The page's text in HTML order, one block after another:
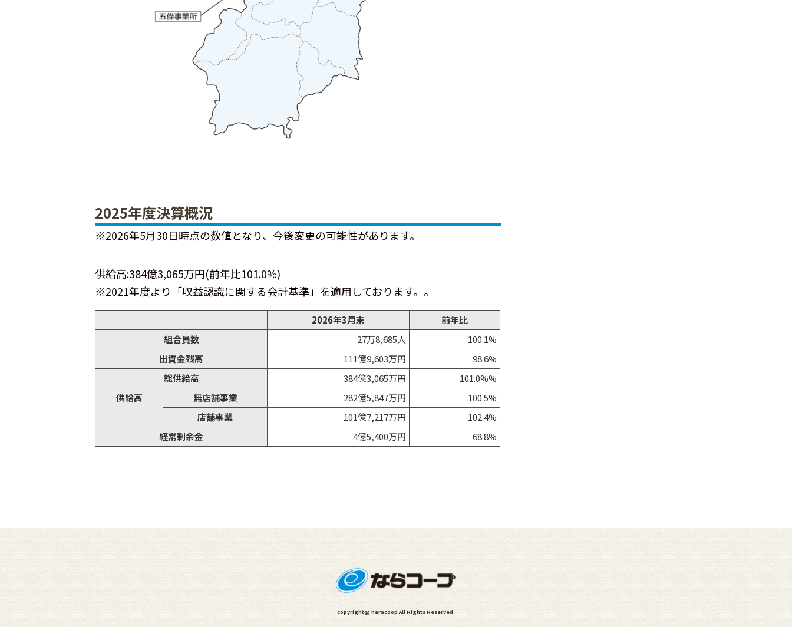
2025年度決算概況
※2026年5月30日時点の数値となり、今後変更の可能性があります。
供給高:384億3,065万円(前年比101.0%)
※2021年度より「収益認識に関する会計基準」を適用しております。。
2026年3月末
前年比
組合員数
27万8,685人
100.1%
出資金残高
111億9,603万円
98.6%
総供給高
384億3,065万円
101.0%%
供給高
無店舗事業 282億5,847万円
100.5%
店舗事業
101億7,217万円
102.4%
経常剰余金
4億5,400万円 68.8%
copyright@ naracoop All Rights Reserved.